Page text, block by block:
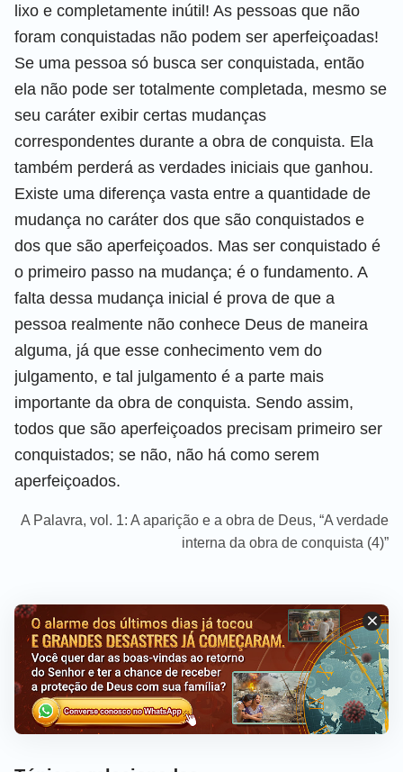
lixo e completamente inútil! As pessoas que não
foram conquistadas não podem ser aperfeiçoadas!
Se uma pessoa só busca ser conquistada, então
ela não pode ser totalmente completada, mesmo se
seu caráter exibir certas mudanças
correspondentes durante a obra de conquista. Ela
também perderá as verdades iniciais que ganhou.
Existe uma diferença vasta entre a quantidade de
mudança no caráter dos que são conquistados e
dos que são aperfeiçoados. Mas ser conquistado é
o primeiro passo na mudança; é o fundamento. A
falta dessa mudança inicial é prova de que a
pessoa realmente não conhece Deus de maneira
alguma, já que esse conhecimento vem do
julgamento, e tal julgamento é a parte mais
importante da obra de conquista. Sendo assim,
todos que são aperfeiçoados precisam primeiro ser
conquistados; se não, não há como serem
aperfeiçoados.
A Palavra, vol. 1: A aparição e a obra de Deus, “A verdade
interna da obra de conquista (4)”